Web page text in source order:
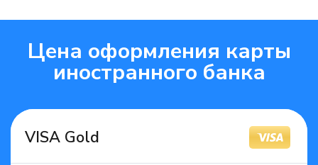
Цена оформления карты
иностранного банка
VISA Gold